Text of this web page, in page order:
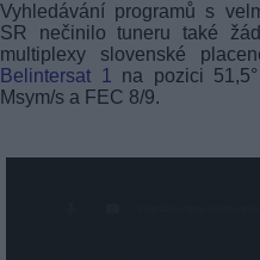
Vyhledávání programů s
SR nečinilo tuneru také
multiplexy slovenské
Belintersat 1
na pozici
Msym/s a FEC 8/9.